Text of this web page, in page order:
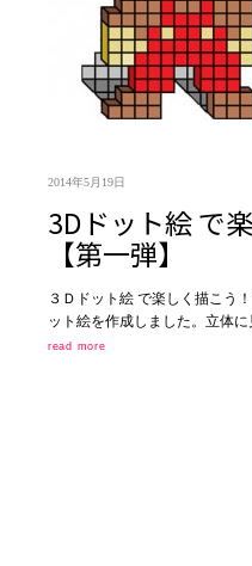
2014年5月19日
3Dドット絵 で
【第一弾】
３Ｄドット絵 で楽しく描こう
ット絵を作成しました。立体
read more